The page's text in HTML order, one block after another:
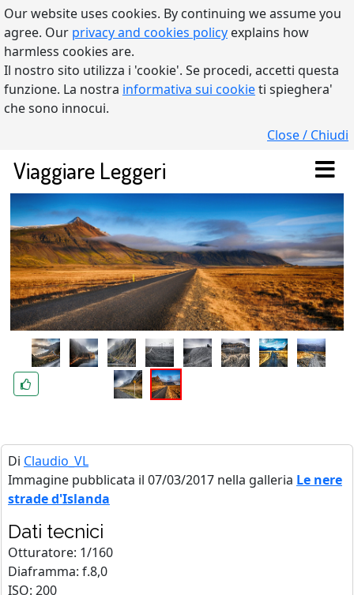
Our website uses cookies. By continuing we assume you
agree. Our privacy and cookies policy explains how
harmless cookies are.
Il nostro sito utilizza i 'cookie'. Se procedi, accetti questa
funzione. La nostra informativa sui cookieti spieghera'
che sono innocui.
Close / Chiudi
Viaggiare Leggeri
Di Claudio_VL
Immagine pubblicata il 07/03/2017 nella galleria Le nere
strade d'Islanda
Dati tecnici
Otturatore: 1/160
Diaframma: f.8,0
ISO: 200